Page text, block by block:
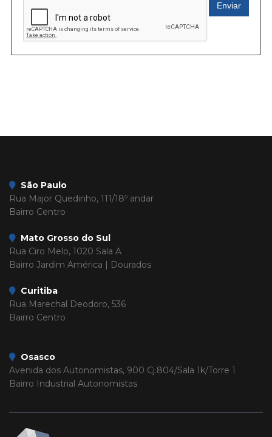
Enviar
São Paulo
Rua Major Quedinho, 111/18º andar
Bairro Centro
Mato Grosso do Sul
Rua Ciro Melo, 1020 Sala A
Bairro Jardim América | Dourados
Curitiba
Rua Marechal Deodoro, 536
Bairro Centro
Osasco
Avenida dos Autonomistas, 900 Cj.804/Sala 1k/Torre 1
Bairro Industrial Autonomistas